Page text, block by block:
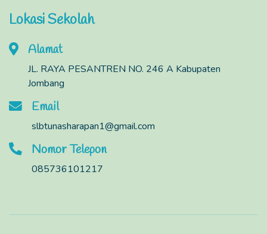
Lokasi Sekolah
Alamat
JL. RAYA PESANTREN NO. 246 A Kabupaten
Jombang
Email
slbtunasharapan1@gmail.com
Nomor Telepon
085736101217